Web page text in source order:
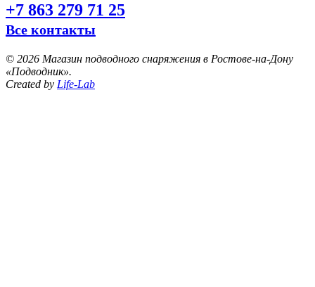
+7 863 279 71 25
Все контакты
© 2026 Магазин подводного снаряжения в Ростове-на-Дону
«Подводник».
Created by Life-Lab